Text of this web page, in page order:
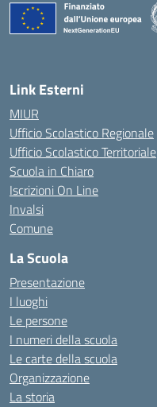
Link Esterni
MIUR
Ufficio Scolastico Regionale
Ufficio Scolastico Territoriale
Scuola in Chiaro
Iscrizioni On Line
Invalsi
Comune
La Scuola
Presentazione
I luoghi
Le persone
I numeri della scuola
Le carte della scuola
Organizzazione
La storia